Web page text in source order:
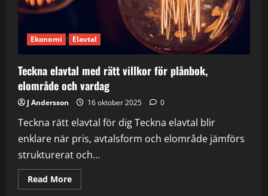
Ekonomi Elavtal
Teckna elavtal med rätt villkor för plånbok,
elområde och vardag
J Andersson 16 oktober 2025 0
Teckna rätt elavtal för dig Teckna elavtal blir
enklare när pris, avtalsform och elområde jämförs
strukturerat och...
Read MoreRead
more